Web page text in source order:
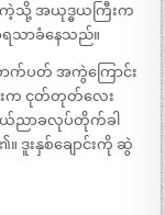
သို့ အယုဒ္ဓယကြီးက
ရသာခံနေသည်။
က်ပတ် အကွဲကြောင်း
ေးက ငုတ်တုတ်လေး
ညာခလုပ်တိုက်ခါ
းနှစ်ချောင်းကို ဆွဲ